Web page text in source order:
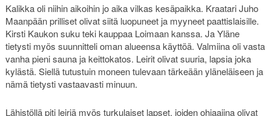
Kalikka oli niihin aikoihin jo aika vilkas kesäpaikka. Kraatari Juho
Maanpään prilliset olivat siitä luopuneet ja myyneet paattislaisille.
Kirsti Kaukon suku teki kauppaa Loimaan kanssa. Ja Yläne
tietysti myös suunnitteli oman alueensa käyttöä. Valmiina oli vasta
vanha pieni sauna ja keittokatos. Leirit olivat suuria, lapsia joka
kylästä. Siellä tutustuin moneen tulevaan tärkeään yläneläiseen ja
nämä tietysti vastaavasti minuun.
Lähistöllä piti leiriä myös turkulaiset lapset, joiden ohjaajina olivat